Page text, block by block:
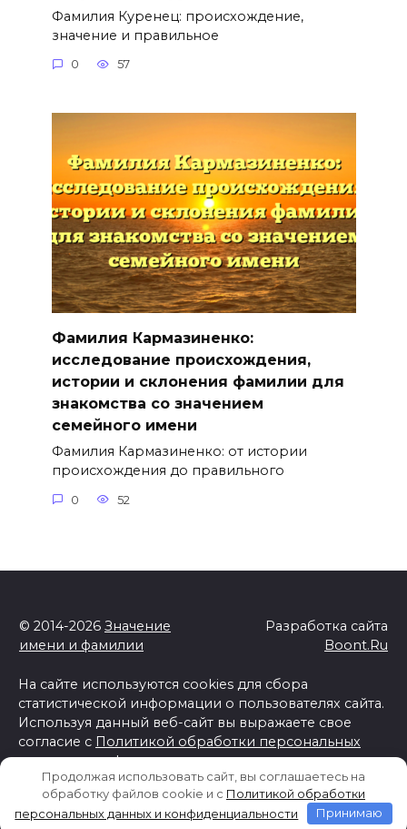
Фамилия Куренец: происхождение,
значение и правильное
0 57
Фамилия Кармазиненко:
исследование происхождения,
истории и склонения фамилии для
знакомства со значением
семейного имени
Фамилия Кармазиненко: от истории
происхождения до правильного
0 52
© 2014-2026 Значение
имени и фамилии
Разработка сайта
Boont.Ru
На сайте используются cookies для сбора
статистической информации о пользователях сайта.
Используя данный веб-сайт вы выражаете свое
согласие с Политикой обработки персональных
данных и конфиденциальности
Отказ от ответственности
Продолжая использовать сайт, вы соглашаетесь на
обработку файлов cookie и c Политикой обработки
персональных данных и конфиденциальности
Принимаю